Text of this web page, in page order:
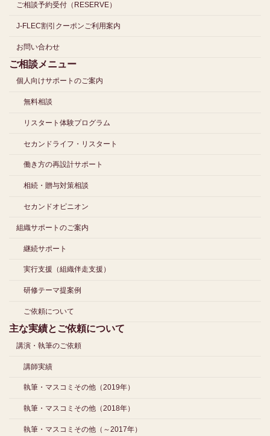
ご相談予約受付（RESERVE）
J-FLEC割引クーポンご利用案内
お問い合わせ
ご相談メニュー
個人向けサポートのご案内
無料相談
リスタート体験プログラム
セカンドライフ・リスタート
働き方の再設計サポート
相続・贈与対策相談
セカンドオピニオン
組織サポートのご案内
継続サポート
実行支援（組織伴走支援）
研修テーマ提案例
ご依頼について
主な実績とご依頼について
講演・執筆のご依頼
講師実績
執筆・マスコミその他（2019年）
執筆・マスコミその他（2018年）
執筆・マスコミその他（～2017年）